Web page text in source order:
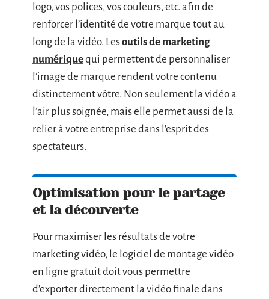
logo, vos polices, vos couleurs, etc. afin de
renforcer l’identité de votre marque tout au
long de la vidéo. Lesoutils de marketing
numériquequi permettent de personnaliser
l’image de marque rendent votre contenu
distinctement vôtre. Non seulement la vidéo a
l’air plus soignée, mais elle permet aussi de la
relier à votre entreprise dans l’esprit des
spectateurs.
Optimisation pour le partage
et la découverte
Pour maximiser les résultats de votre
marketing vidéo, le logiciel de montage vidéo
en ligne gratuit doit vous permettre
d’exporter directement la vidéo finale dans